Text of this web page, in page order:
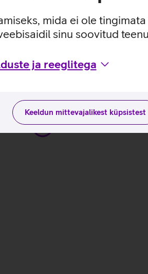
mida ei ole
sinu soovitud
ja reeglitega
Keeldun mittevajalikest küpsistest
1600 dpi.
kodulehel